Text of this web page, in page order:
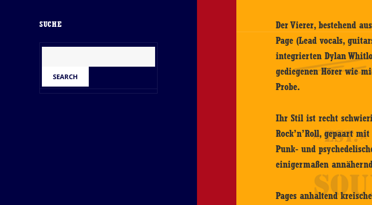
SUCHE
Der Vierer, bestehend
Page (Lead vocals,
integrierten Dylan
gediegenen Hörer wie
Probe.
Ihr Stil ist recht
Rock’n’Roll, gepaart
Punk- und
einigermaßen
Pages anhaltend